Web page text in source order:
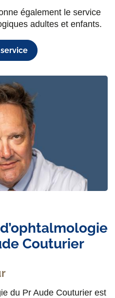
également le service
adultes et enfants.
Couturier
du Pr Aude Couturier est